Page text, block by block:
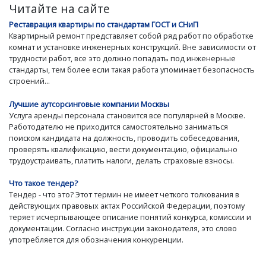
Читайте на сайте
Реставрация квартиры по стандартам ГОСТ и СНиП
Квартирный ремонт представляет собой ряд работ по обработке
комнат и установке инженерных конструкций. Вне зависимости от
трудности работ, все это должно попадать под инженерные
стандарты, тем более если такая работа упоминает безопасность
строений...
Лучшие аутсорсинговые компании Москвы
Услуга аренды персонала становится все популярней в Москве.
Работодателю не приходится самостоятельно заниматься
поиском кандидата на должность, проводить собеседования,
проверять квалификацию, вести документацию, официально
трудоустраивать, платить налоги, делать страховые взносы.
Что такое тендер?
Тендер - что это? Этот термин не имеет четкого толкования в
действующих правовых актах Российской Федерации, поэтому
теряет исчерпывающее описание понятий конкурса, комиссии и
документации. Согласно инструкции законодателя, это слово
употребляется для обозначения конкуренции.